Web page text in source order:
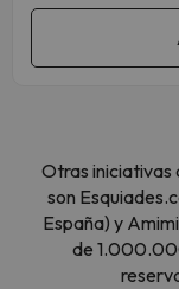
Otras iniciativas
son
España) y
de